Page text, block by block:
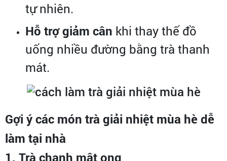
tự nhiên.
Hỗ trợ giảm cân khi thay thế đồ
uống nhiều đường bằng trà thanh
mát.
Gợi ý các món trà giải nhiệt mùa hè dễ
làm tại nhà
1. Trà chanh mật ong